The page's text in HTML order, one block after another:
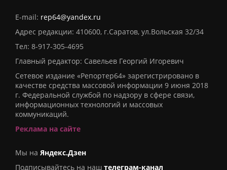
E-mail: rep64@yandex.ru
Адрес редакции: 410600, г.Саратов, ул.Вольская 32/34
Тел: 8-917-305-4695
Главный редактор: Савельев Георгий Игоревич
Сетевое издание «Репортер64» зарегистрировано в
качестве средства массовой информации 9 июня 2018
г. Федеральной службой по надзору в сфере связи,
информационных технологий и массовых
коммуникаций.
Реклама на сайте
Мы на Яндекс.Дзен
Подписывайтесь на наш телеграм-канал